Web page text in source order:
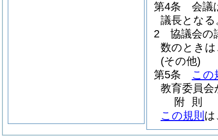
第4条
会議
議長となる
2
協議会の
数のとき
(その他)
第5条
この
教育委員
附 則
この規則 は